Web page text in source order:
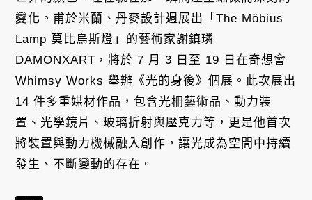
變化。甫於米蘭、丹麥設計週展出「The Möbius
Lamp 莫比烏斯燈」的藝術家謝鎮璘
DAMONXART，將於 7 月 3 日至 19 日在奇想會
Whimsy Works 舉辦《光的身後》個展。此次展出
14 件多重媒材作品，包含光柵藝術品、動力裝
置、光學鏡片、玻璃折射與壓克力等，更是他首次
將裝置與動力機械融入創作，讓光成為空間中持續
發生、不斷變動的存在。